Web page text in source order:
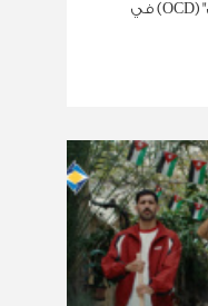
ويأتي "اضطراب الوسواس القهري" (OCD) في